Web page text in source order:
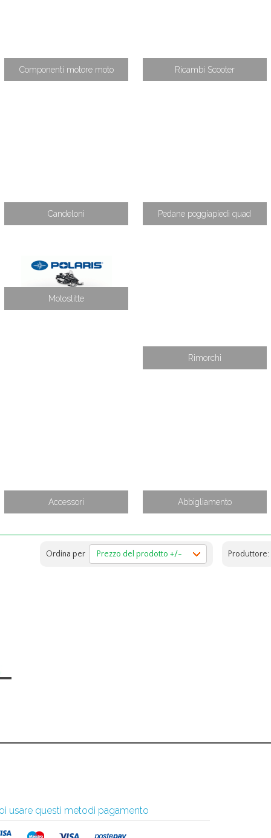
Componenti motore moto Ricambi Scooter
Candeloni Pedane poggiapiedi quad
Motoslitte
Rimorchi
Accessori Abbigliamento
Ordina per Prezzo del prodotto +/- Produttore:
usare questi metodi pagamento